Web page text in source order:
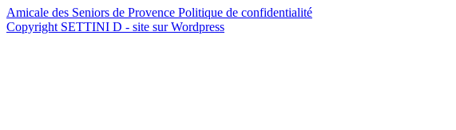
Amicale des Seniors de Provence Politique de confidentialité
Copyright SETTINI D - site sur Wordpress